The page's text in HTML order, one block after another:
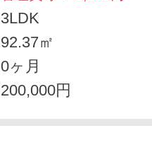
3LDK
92.37㎡
0ヶ月
200,000円